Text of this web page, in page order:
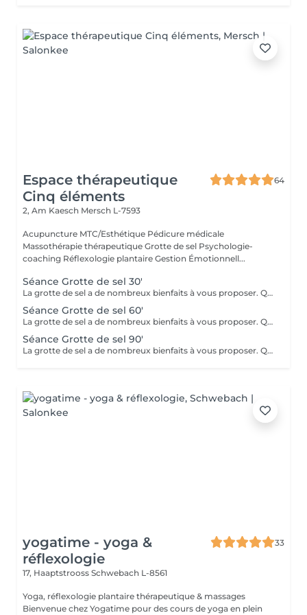
Espace thérapeutique
Cinq éléments
64
2, Am Kaesch Mersch L-7593
Acupuncture MTC/Esthétique Pédicure médicale
Massothérapie thérapeutique Grotte de sel Psychologie-
coaching Réflexologie plantaire Gestion Émotionnell...
Séance Grotte de sel 30'
La grotte de sel a de nombreux bienfaits à vous proposer. Que ce soit pour un moment de relaxation ou pour soulager des troubles respiratoires, lutter contre les toxines, diminuer l'anxiété, améliorer le sommeil ou l'état de fatigue, ou même bénéficier des bienfaits pour la beauté de la peau et sa reminéralisation ! Transats, plaids, coussins et infusions vous y attendront.
Séance Grotte de sel 60'
La grotte de sel a de nombreux bienfaits à vous proposer. Que ce soit pour un moment de relaxation ou pour soulager des troubles respiratoires, lutter contre les toxines, diminuer l'anxiété, améliorer le sommeil ou l'état de fatigue, ou même bénéficier des bienfaits pour la beauté de la peau et sa reminéralisation ! Transats, plaids, coussins et infusions vous y attendront.
Séance Grotte de sel 90'
La grotte de sel a de nombreux bienfaits à vous proposer. Que ce soit pour un moment de relaxation ou pour soulager des troubles respiratoires, lutter contre les toxines, diminuer l'anxiété, améliorer le sommeil ou l'état de fatigue, ou même bénéficier des bienfaits pour la beauté de la peau et sa reminéralisation ! Transats, plaids, coussins et infusions vous y attendront.
yogatime - yoga &
réflexologie
33
17, Haaptstrooss Schwebach L-8561
Yoga, réflexologie plantaire thérapeutique & massages
Bienvenue chez Yogatime pour des cours de yoga en plein